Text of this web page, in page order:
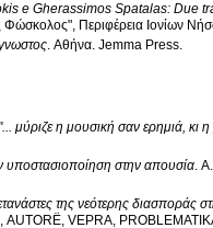
e Gherassimos Spatalas: Due
Φώσκολος", Περιφέρεια Ιονίων
. Αθήνα. Jemma Press.
μύριζε η μουσική σαν ερημιά, κι
υποστασιοποίηση στην απουσία.
της νεότερης διασποράς
VEPRA,